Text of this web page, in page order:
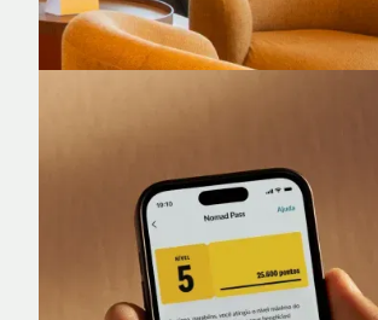
Nomad Lounge
Sala VIP no Aeroporto de Guarulhos